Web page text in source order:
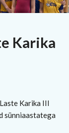
Karika
Karika III
sünniaastatega